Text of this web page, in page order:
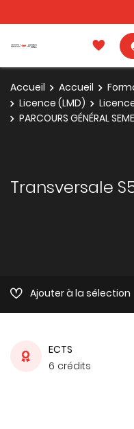
Accueil Accueil
Licence (LMD)
PARCOURS GÉNÉRAL
Transversale
Ajouter à la sélection
ECTS
6 crédits